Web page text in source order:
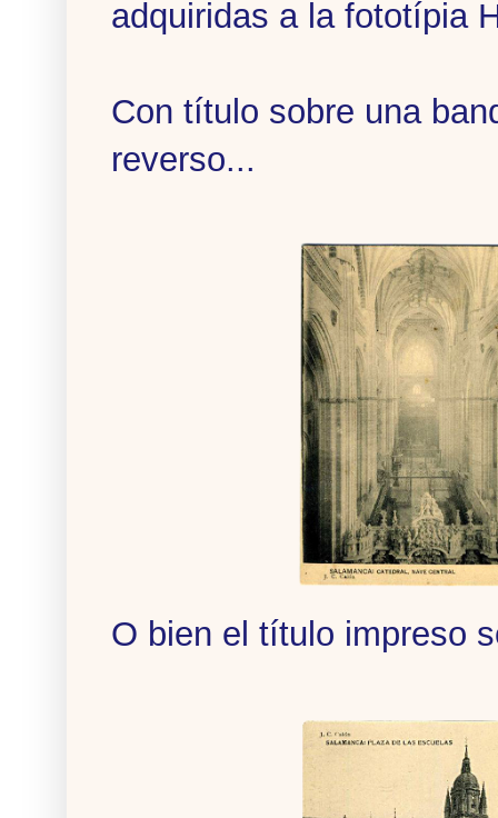
adquiridas a la fototípia
Con título sobre una
reverso...
O bien el título impreso